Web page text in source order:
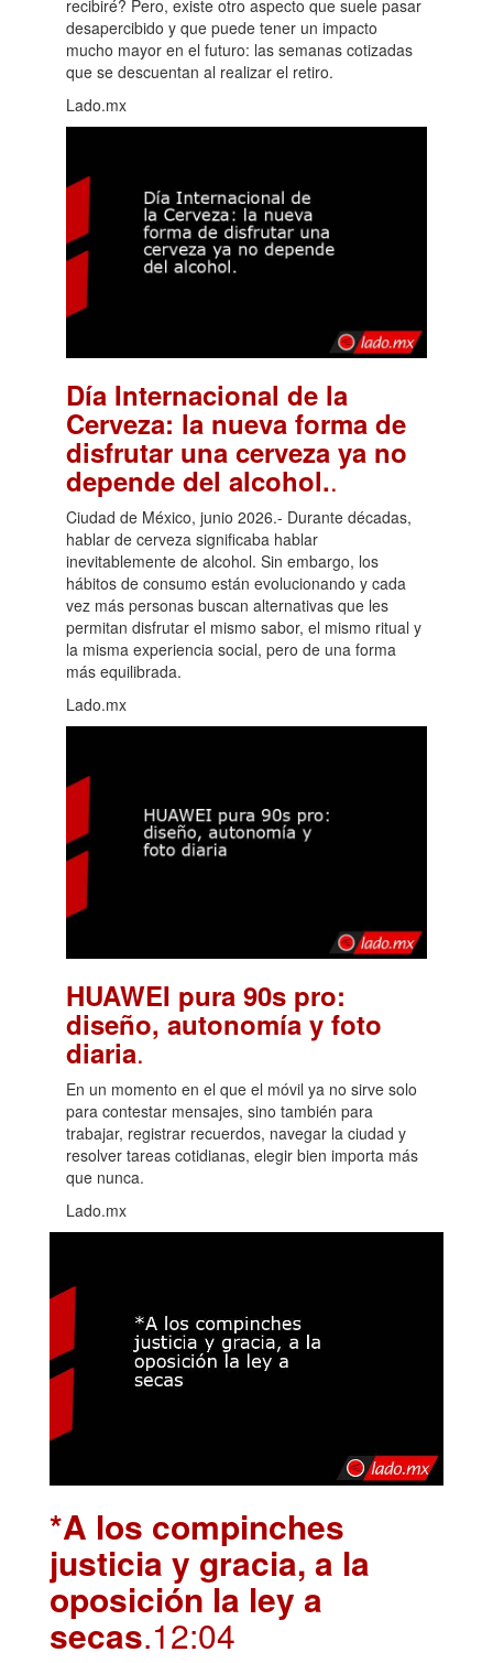
recibiré? Pero, existe otro aspecto que suele pasar
desapercibido y que puede tener un impacto
mucho mayor en el futuro: las semanas cotizadas
que se descuentan al realizar el retiro.
Lado.mx
Día Internacional de la
Cerveza: la nueva forma de
disfrutar una cerveza ya no
depende del alcohol..
Ciudad de México, junio 2026.- Durante décadas,
hablar de cerveza significaba hablar
inevitablemente de alcohol. Sin embargo, los
hábitos de consumo están evolucionando y cada
vez más personas buscan alternativas que les
permitan disfrutar el mismo sabor, el mismo ritual y
la misma experiencia social, pero de una forma
más equilibrada.
Lado.mx
HUAWEI pura 90s pro:
diseño, autonomía y foto
diaria.
En un momento en el que el móvil ya no sirve solo
para contestar mensajes, sino también para
trabajar, registrar recuerdos, navegar la ciudad y
resolver tareas cotidianas, elegir bien importa más
que nunca.
Lado.mx
*A los compinches
justicia y gracia, a la
oposición la ley a
secas.12:04